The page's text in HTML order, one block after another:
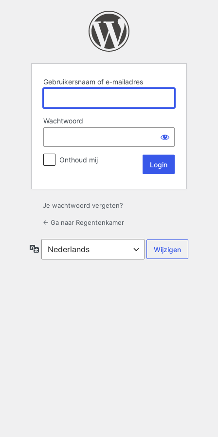
Gebruikersnaam of e-mailadres
Wachtwoord
Onthoud mij
Je wachtwoord vergeten?
← Ga naar Regentenkamer
Taal